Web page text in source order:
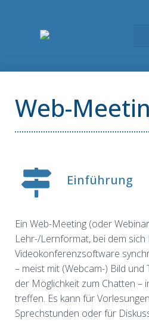
Web-
Einführung
Ein Web-Meeting (oder
Lehr-/Lernformat, bei dem
Videokonferenzsoftware
– meist mit (Webcam-) Bild
der Möglichkeit zum Chatten –
treffen. Es kann für
Sprechstunden oder für